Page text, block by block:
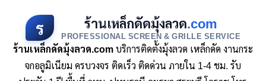
ร ร้านเหล็กดัดมุ้งลวด.com
PROFESSIONAL SCREEN & GRILLE SERVICE
ร้านเหล็กดัดมุ้งลวด.comบริการติดตั้งมุ้งลวด เหล็กดัด งานกระ
จกอลูมิเนียม ครบวงจร ติดเร็ว ติดด่วน ภายใน 1-4 ชม. รับ